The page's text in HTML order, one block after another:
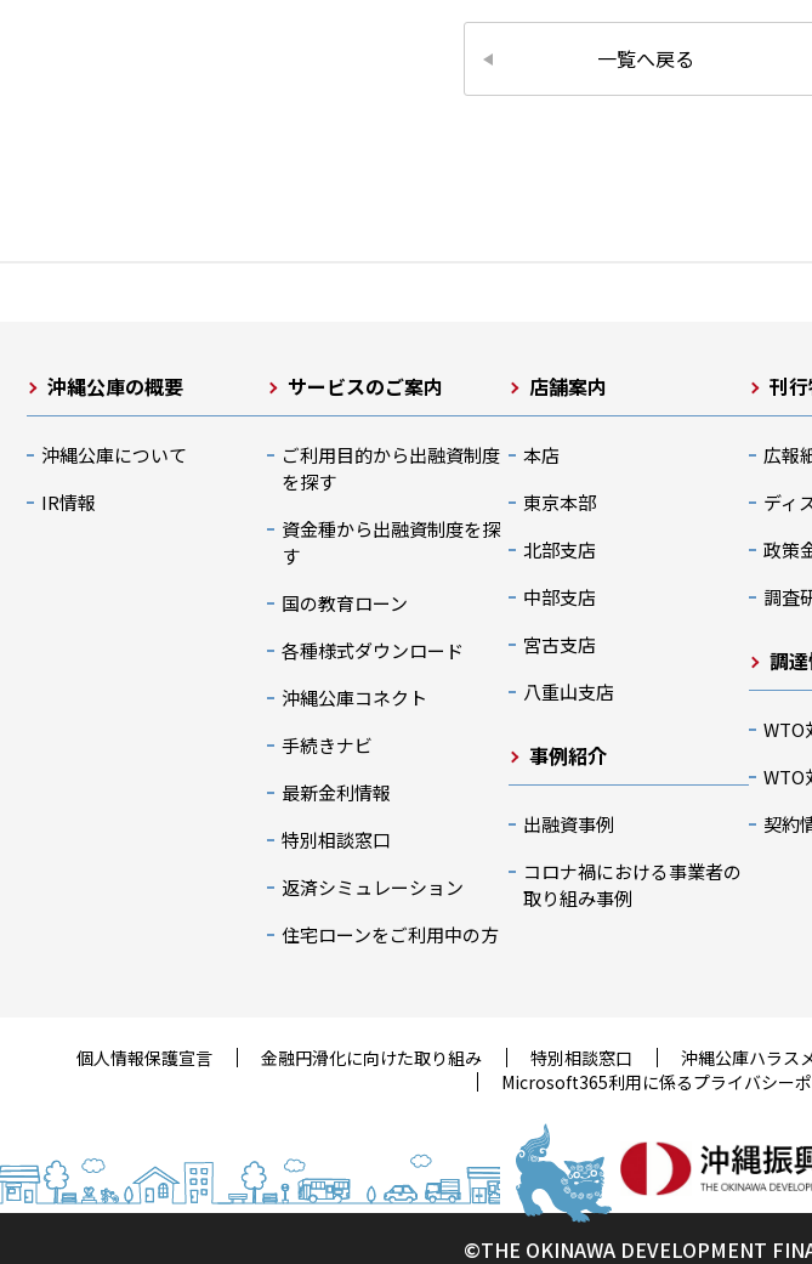
一覧へ戻る
沖縄公庫の概要
沖縄公庫について
IR情報
サービスのご案内
ご利用目的から出融資制度
を探す
資金種から出融資制度を探
す
国の教育ローン
各種様式ダウンロード
沖縄公庫コネクト
手続きナビ
最新金利情報
特別相談窓口
返済シミュレーション
住宅ローンをご利用中の方
店舗案内
本店
東京本部
北部支店
中部支店
宮古支店
八重山支店
事例紹介
出融資事例
コロナ禍における事業者の
取り組み事例
刊
広報
ディ
政策
調査
調
WTO
WTO
契約
個人情報保護宣言 金融円滑化に向けた取り組み 特別相談窓口 沖縄公庫ハラス
Microsoft365利用に係るプライバシー
©THE OKINAWA DEVELOPMENT